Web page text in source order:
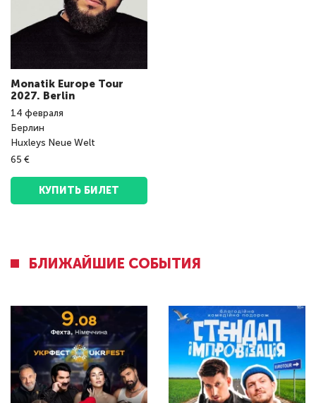
Monatik Europe Tour
2027. Berlin
14 февраля
Берлин
Huxleys Neue Welt
65 €
КУПИТЬ БИЛЕТ
БЛИЖАЙШИЕ СОБЫТИЯ